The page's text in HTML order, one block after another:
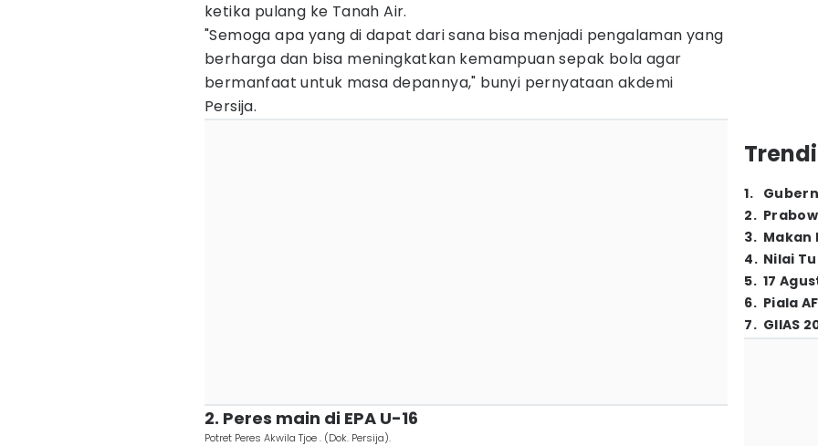
ketika pulang ke Tanah Air.
"Semoga apa yang di dapat dari sana bisa menjadi pengalaman yang
berharga dan bisa meningkatkan kemampuan sepak bola agar
bermanfaat untuk masa depannya," bunyi pernyataan akdemi
Persija.
2. Peres main di EPA U-16
Potret Peres Akwila Tjoe . (Dok. Persija).
1.
2.
3. Makan
4. Nilai
5. 17
6. Piala
7. GIIAS